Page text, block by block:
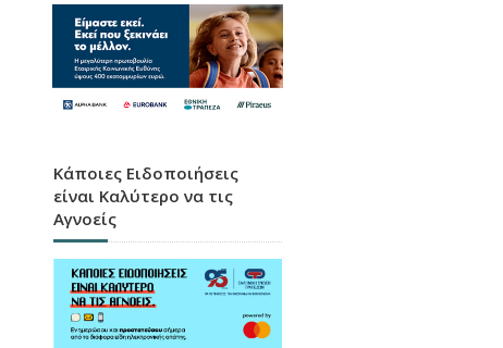
Κάποιες Ειδοποιήσεις
είναι Καλύτερο να τις
Αγνοείς